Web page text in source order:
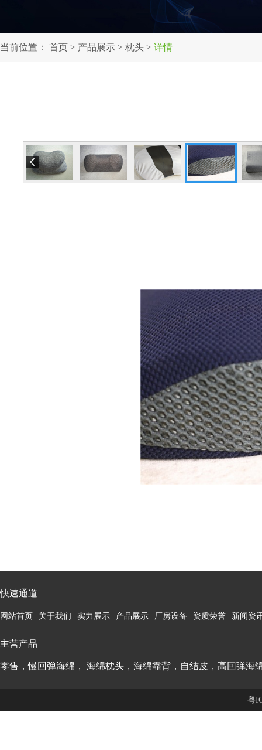
当前位置： 首页 > 产品展示 > 枕头 > 详情
快速通道
网站首页 关于我们 实力展示 产品展示 厂房设备 资质荣誉 新闻资
主营产品
零售，慢回弹海绵， 海绵枕头，海绵靠背，自结皮，高回弹海
粤